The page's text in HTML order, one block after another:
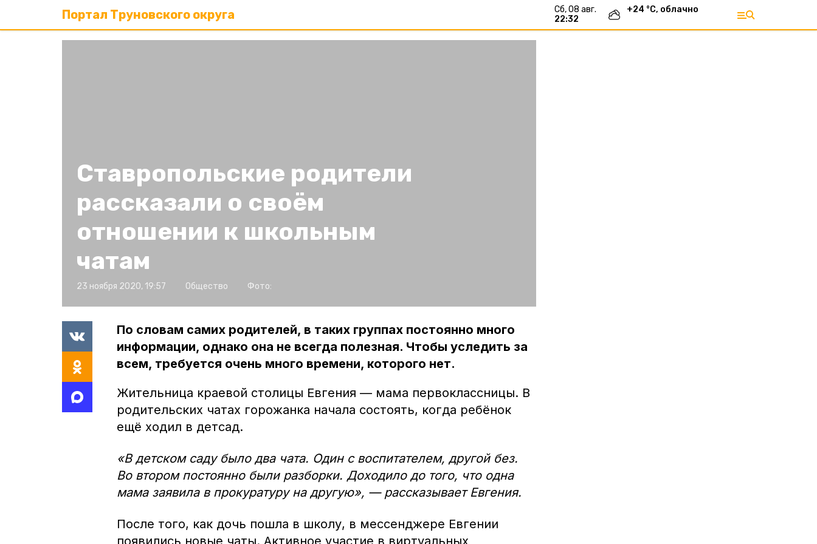
Портал Труновского округа
сб, 08 авг.
22:32
+24 °С, облачно
Ставропольские родители
рассказали о своём
отношении к школьным
чатам
23 ноября 2020, 19:57 Общество Фото:
По словам самих родителей, в таких группах постоянно много
информации, однако она не всегда полезная. Чтобы уследить за
всем, требуется очень много времени, которого нет.
Жительница краевой столицы Евгения — мама первоклассницы. В
родительских чатах горожанка начала состоять, когда ребёнок
ещё ходил в детсад.
«В детском саду было два чата. Один с воспитателем, другой без.
Во втором постоянно были разборки. Доходило до того, что одна
мама заявила в прокуратуру на другую», — рассказывает Евгения.
После того, как дочь пошла в школу, в мессенджере Евгении
появились новые чаты. Активное участие в виртуальных